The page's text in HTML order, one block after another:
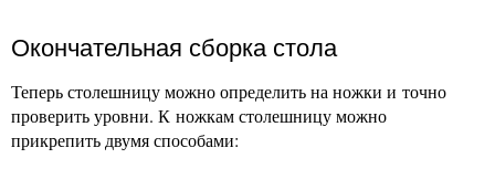
Окончательная сборка стола
Теперь столешницу можно определить на ножки и точно
проверить уровни. К ножкам столешницу можно
прикрепить двумя способами: